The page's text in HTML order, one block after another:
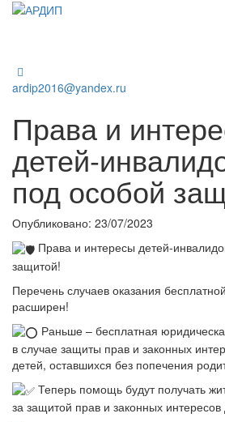
ardip2016@yandex.ru
Права и
детей-
под особой
Опубликовано: 23/07/2023
Права и интересы детей-
защитой!
Перечень случаев оказания
расширен!
Раньше – бесплатная
в случае защиты прав и законных
детей, оставшихся без попечения
Теперь помощь будут получать
за защитой прав и законных